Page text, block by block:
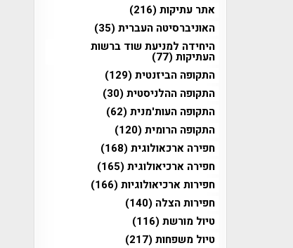
אתר עתיקות(216)
האוניברסיטה העברית(35)
היחידה למניעת שוד ברשות
העתיקות(77)
התקופה הביזנטית(129)
התקופה ההלניסטית(30)
התקופה העות'מנית(62)
התקופה הרומית(120)
חפירה ארכאולוגית(168)
חפירה ארכיאולוגית(165)
חפירות ארכיאולוגיות(166)
חפירות הצלה (140)
טיול מורשת(116)
טיול משפחות(217)